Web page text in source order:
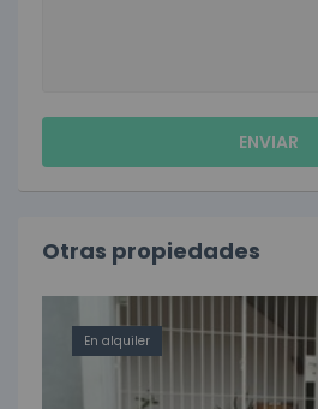
Otras propiedades
En alquiler